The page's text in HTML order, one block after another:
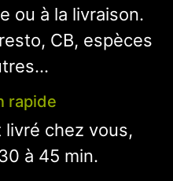
ou à la livraison.
CB, espèces
rapide
chez vous,
à 45 min.